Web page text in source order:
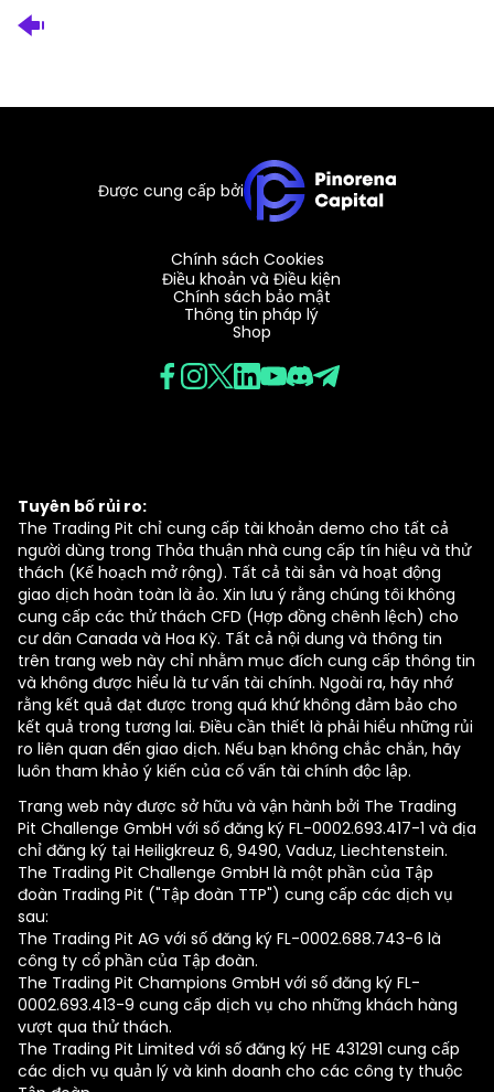
Được cung cấp bởi
Chính sách Cookies
Điều khoản và Điều kiện
Chính sách bảo mật
Thông tin pháp lý
Shop
Tuyên bố rủi ro:
The Trading Pit chỉ cung cấp tài khoản demo cho tất cả
người dùng trong Thỏa thuận nhà cung cấp tín hiệu và thử
thách (Kế hoạch mở rộng). Tất cả tài sản và hoạt động
giao dịch hoàn toàn là ảo. Xin lưu ý rằng chúng tôi không
cung cấp các thử thách CFD (Hợp đồng chênh lệch) cho
cư dân Canada và Hoa Kỳ. Tất cả nội dung và thông tin
trên trang web này chỉ nhằm mục đích cung cấp thông tin
và không được hiểu là tư vấn tài chính. Ngoài ra, hãy nhớ
rằng kết quả đạt được trong quá khứ không đảm bảo cho
kết quả trong tương lai. Điều cần thiết là phải hiểu những rủi
ro liên quan đến giao dịch. Nếu bạn không chắc chắn, hãy
luôn tham khảo ý kiến của cố vấn tài chính độc lập.
Trang web này được sở hữu và vận hành bởi The Trading
Pit Challenge GmbH với số đăng ký FL-0002.693.417-1 và địa
chỉ đăng ký tại Heiligkreuz 6, 9490, Vaduz, Liechtenstein.
The Trading Pit Challenge GmbH là một phần của Tập
đoàn Trading Pit ("Tập đoàn TTP") cung cấp các dịch vụ
sau:
The Trading Pit AG với số đăng ký FL-0002.688.743-6 là
công ty cổ phần của Tập đoàn.
The Trading Pit Champions GmbH với số đăng ký FL-
0002.693.413-9 cung cấp dịch vụ cho những khách hàng
vượt qua thử thách.
The Trading Pit Limited với số đăng ký ΗΕ 431291 cung cấp
các dịch vụ quản lý và kinh doanh cho các công ty thuộc